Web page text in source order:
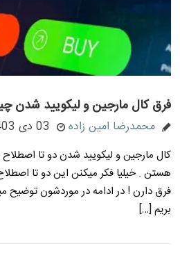
فرق کال مارجین و لیکویید شدن
محمدرضا امین زاده 03 دی 1403
کال مارجین و لیکویید شدن دو تا اصطلاح
هستن . خیلیا فکر میکنن این دو تا
فرق دارن ! در ادامه در موردشون توضیح
بریم […]